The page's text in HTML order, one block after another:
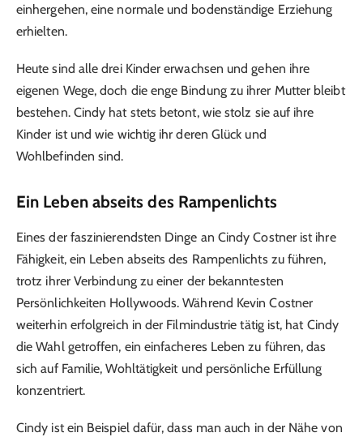
einhergehen, eine normale und bodenständige Erziehung
erhielten.
Heute sind alle drei Kinder erwachsen und gehen ihre
eigenen Wege, doch die enge Bindung zu ihrer Mutter bleibt
bestehen. Cindy hat stets betont, wie stolz sie auf ihre
Kinder ist und wie wichtig ihr deren Glück und
Wohlbefinden sind.
Ein Leben abseits des Rampenlichts
Eines der faszinierendsten Dinge an Cindy Costner ist ihre
Fähigkeit, ein Leben abseits des Rampenlichts zu führen,
trotz ihrer Verbindung zu einer der bekanntesten
Persönlichkeiten Hollywoods. Während Kevin Costner
weiterhin erfolgreich in der Filmindustrie tätig ist, hat Cindy
die Wahl getroffen, ein einfacheres Leben zu führen, das
sich auf Familie, Wohltätigkeit und persönliche Erfüllung
konzentriert.
Cindy ist ein Beispiel dafür, dass man auch in der Nähe von